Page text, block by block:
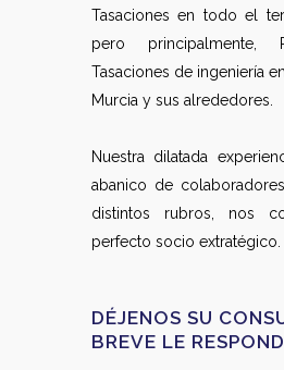
Tasaciones en todo el
pero principalmente,
Tasaciones de ingeniería
Murcia y sus alrededores.
Nuestra dilatada
abanico de
distintos rubros, nos
perfecto socio extratégico.
DÉJENOS SU
BREVE LE